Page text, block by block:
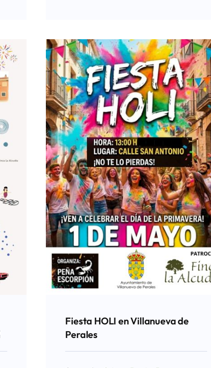
Fiesta HOLI en Villanueva de
Perales